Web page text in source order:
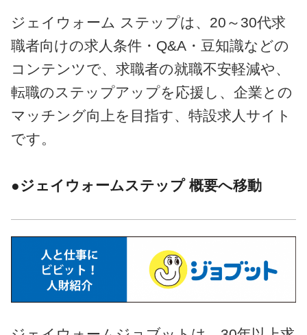
ジェイウォーム ステップは、20～30代求
職者向けの求人条件・Q&A・豆知識などの
コンテンツで、求職者の就職不安軽減や、
転職のステップアップを応援し、企業との
マッチング向上を目指す、特設求人サイト
です。
●ジェイウォームステップ 概要へ移動